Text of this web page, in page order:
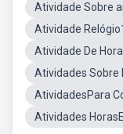
Atividade Sobre
Atividade
Atividade De
Atividades Sobre
AtividadesPara
Atividades